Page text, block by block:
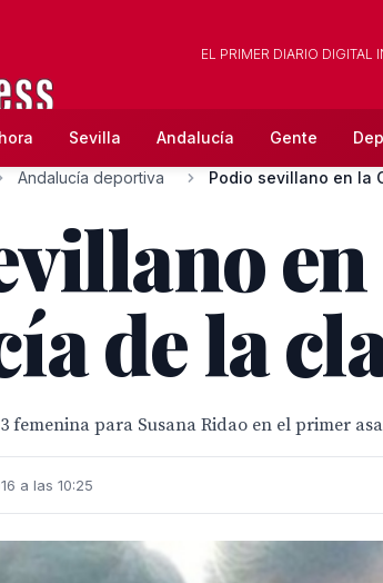
EL PRIMER DIARIO DIGITAL
Sevilla Andalucía Gente
Andalucía deportiva Podio sevillano en la
de la
femenina para Susana Ridao en el primer
a las 10:25